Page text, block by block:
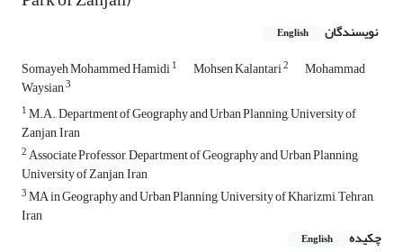
نویسندگان English
Somayeh Mohammed Hamidi1 Mohsen Kalantari2 Mohammad
Waysian3
1M.A., Department of Geography and Urban Planning, University of
Zanjan, Iran
2Associate Professor, Department of Geography and Urban Planning,
University of Zanjan, Iran
3MA in Geography and Urban Planning, University of Kharizmi, Tehran,
Iran
چکیده
English